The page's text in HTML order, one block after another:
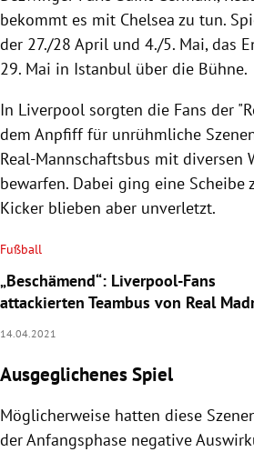
bekommt es mit Chelsea zu tun.
der 27./28 April und 4./5. Mai, das
29. Mai in Istanbul über die Bühne.
In Liverpool sorgten die Fans der
dem Anpfiff für unrühmliche
Real-Mannschaftsbus mit diversen
bewarfen. Dabei ging eine Scheibe
Kicker blieben aber unverletzt.
Fußball
„Beschämend“: Liverpool-Fans
attackierten Teambus von Real
14.04.2021
Ausgeglichenes Spiel
Möglicherweise hatten diese
der Anfangsphase negative